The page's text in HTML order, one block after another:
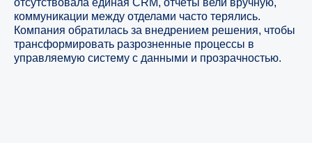
отсутствовала единая CRM, отчёты вели вручную,
коммуникации между отделами часто терялись.
Компания обратилась за внедрением решения, чтобы
трансформировать разрозненные процессы в
управляемую систему с данными и прозрачностью.